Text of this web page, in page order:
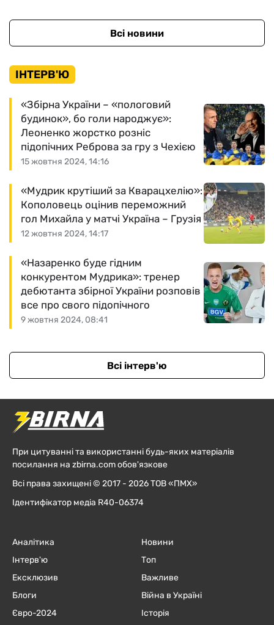
Всі новини
ІНТЕРВ'Ю
15 жовтня 2024, 14:16
«Збірна України – «пологовий
будинок», бо голи народжує»:
Леоненко жорстко розніс
підопічних Реброва за гру з Чехією
12 жовтня 2024, 14:17
«Мудрик крутіший за Кварацхелію»:
Кополовець оцінив переможний
гол Михайла у матчі Україна – Грузія
9 жовтня 2024, 08:41
«Назаренко буде гідним
конкурентом Мудрика»: тренер
дебютанта збірної України розповів
все про свого підопічного
Всі інтерв'ю
При цитуванні та використанні будь-яких матеріалів
посилання на zbirna.com обов'язкове
Всі права захищені © 2017 - 2026 ТОВ «ПМХ»
Ідентифікатор медіа R40-06374
Аналітика
Інтерв'ю
Ексклюзив
Блоги
Євро-2024
Новини
Топ
Важливе
Війна в Україні
Історія